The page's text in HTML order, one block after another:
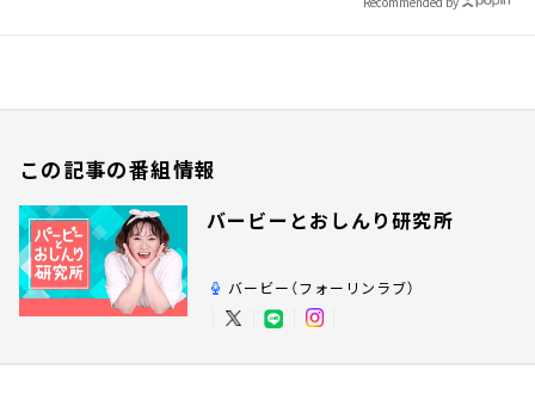
この記事の番組情報
バービーとおしんり研究所
バービー（フォーリンラブ）